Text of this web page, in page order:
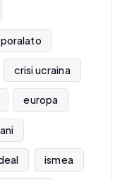
crisi ucraina
europa
ismea